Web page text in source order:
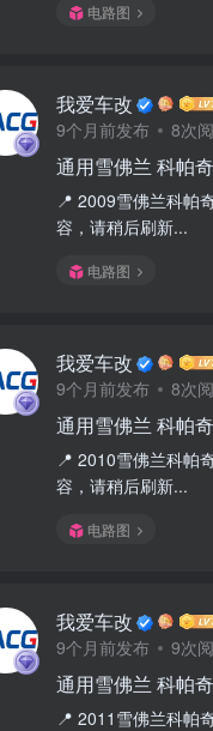
电路图
我爱车改
9个月前发布 8次
通用雪佛兰 科帕
📍 2009雪佛兰科帕
容，请稍后刷新...
电路图
我爱车改
9个月前发布 8次
通用雪佛兰 科帕
📍 2010雪佛兰科帕
容，请稍后刷新...
电路图
我爱车改
9个月前发布 9次
通用雪佛兰 科帕
📍 2011雪佛兰科帕